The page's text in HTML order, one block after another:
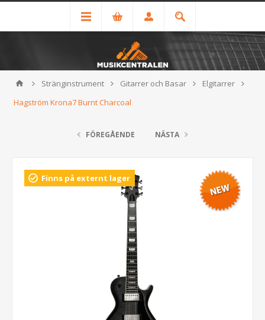
Stränginstrument Gitarrer och Basar
Elgitarrer
Hagström Krona7 Burnt Charcoal
FÖREGÅENDE NÄSTA
Finns på externt lager